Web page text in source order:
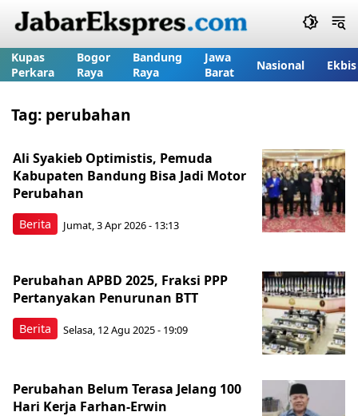
Kupas
Perkara
Bogor
Raya
Bandung
Raya
Jawa
Barat
Nasional Ekbis
Tag: perubahan
Berita
Ali Syakieb Optimistis, Pemuda
Kabupaten Bandung Bisa Jadi Motor
Perubahan
Jumat, 3 Apr 2026 - 13:13
Berita
Perubahan APBD 2025, Fraksi PPP
Pertanyakan Penurunan BTT
Selasa, 12 Agu 2025 - 19:09
Perubahan Belum Terasa Jelang 100
Hari Kerja Farhan-Erwin